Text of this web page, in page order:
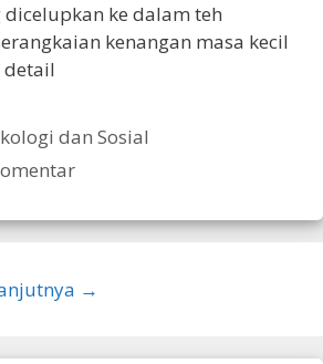
ke dalam teh
kenangan masa kecil
detail
dan Sosial
→